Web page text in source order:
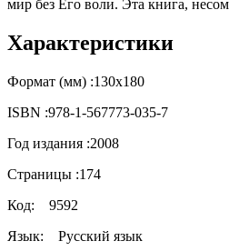
мир без Его воли. Эта книга,
Характеристики
Формат (мм) :130х180
ISBN :978-1-567773-035-7
Год издания :2008
Страницы :174
Код: 9592
Язык: Русский язык